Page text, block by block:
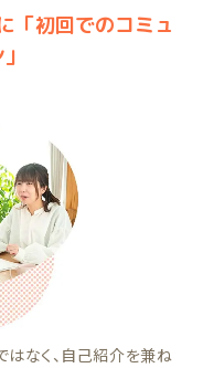
「初回でのコミュ
なく、自己紹介を兼ね